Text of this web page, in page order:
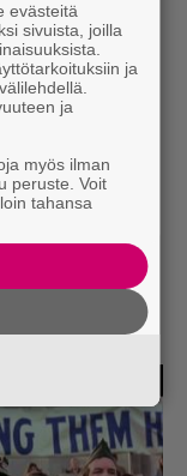
evästeitä
sivuista, joilla
ja
ja
myös ilman
peruste. Voit
tahansa